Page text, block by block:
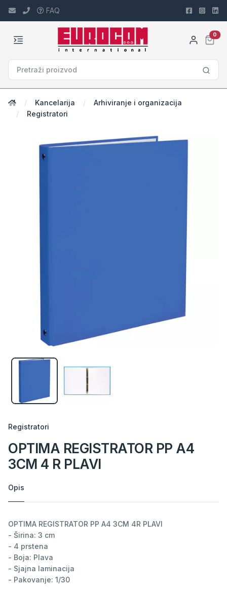
FAQ
0 cart
Kancelarija
Arhiviranje i organizacija
Registratori
Registratori
OPTIMA REGISTRATOR PP A4
3CM 4 R PLAVI
Opis
OPTIMA REGISTRATOR PP A4 3CM 4R PLAVI
- Širina: 3 cm
- 4 prstena
- Boja: Plava
- Sjajna laminacija
- Pakovanje: 1/30